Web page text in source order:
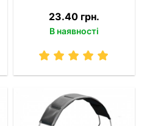
23.40 грн.
В наявності